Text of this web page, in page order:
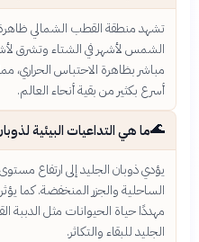
تشهد منطقة القطب الشمالي ظاهرة
الشمس لأشهر في الشتاء وتشرق
مباشر بظاهرة الاحتباس الحراري،
أسرع بكثير من بقية أنحاء العالم.
🌊ما هي التداعيات البيئية
يؤدي ذوبان الجليد إلى ارتفاع
الساحلية والجزر المنخفضة. كما
مهددًا حياة الحيوانات مثل الدببة
الجليد للبقاء والتكاثر.